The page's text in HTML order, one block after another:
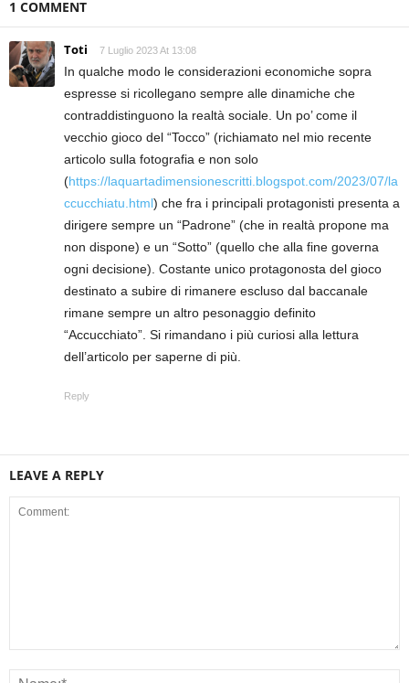
1 COMMENT
Toti 7 Luglio 2023 At 13:08
In qualche modo le considerazioni economiche sopra
espresse si ricollegano sempre alle dinamiche che
contraddistinguono la realtà sociale. Un po’ come il
vecchio gioco del “Tocco” (richiamato nel mio recente
articolo sulla fotografia e non solo
(https://laquartadimensionescritti.blogspot.com/2023/07/la
ccucchiatu.html) che fra i principali protagonisti presenta a
dirigere sempre un “Padrone” (che in realtà propone ma
non dispone) e un “Sotto” (quello che alla fine governa
ogni decisione). Costante unico protagonosta del gioco
destinato a subire di rimanere escluso dal baccanale
rimane sempre un altro pesonaggio definito
“Accucchiato”. Si rimandano i più curiosi alla lettura
dell’articolo per saperne di più.
Reply
LEAVE A REPLY